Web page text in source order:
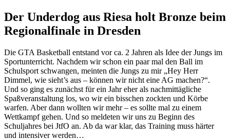
Der Underdog aus Riesa holt Bronze beim
Regionalfinale in Dresden
Die GTA Basketball entstand vor ca. 2 Jahren als Idee der Jungs im
Sportunterricht. Nachdem wir schon ein paar mal den Ball im
Schulsport schwangen, meinten die Jungs zu mir „Hey Herr
Dimmel, wie sieht’s aus – können wir nicht eine AG machen?“.
Und so ging es zunächst für ein Jahr eher als nachmittägliche
Spaßveranstaltung los, wo wir ein bisschen zockten und Körbe
warfen. Aber dann wollten wir mehr – es sollte mal zu einem
Wettkampf gehen. Und so meldeten wir uns zu Beginn des
Schuljahres bei JtfO an. Ab da war klar, das Training muss härter
und intensiver werden…